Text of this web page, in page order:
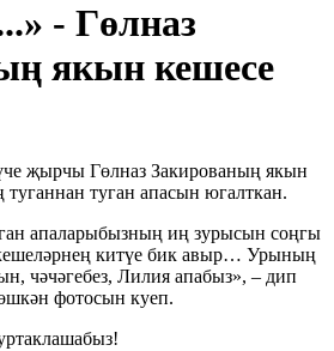
- Гөлназ
якын кешесе
җырчы Гөлназ Закированың якын
туганнан туган апасын югалткан.
апаларыбызның иң зурысын соңгы
китүе бик авыр… Урының
чәчәгебез, Лилия апабыз», – дип
фотосын куеп.